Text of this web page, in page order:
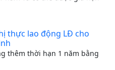
thực lao động LĐ cho
thêm thời hạn 1 năm bằng